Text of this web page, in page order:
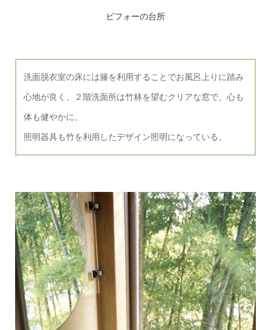
ビフォーの台所
洗面脱衣室の床には籐を利用することでお風呂上りに踏み
心地が良く、２階洗面所は竹林を望むクリアな窓で、心も
体も健やかに。
照明器具も竹を利用したデザイン照明になっている。